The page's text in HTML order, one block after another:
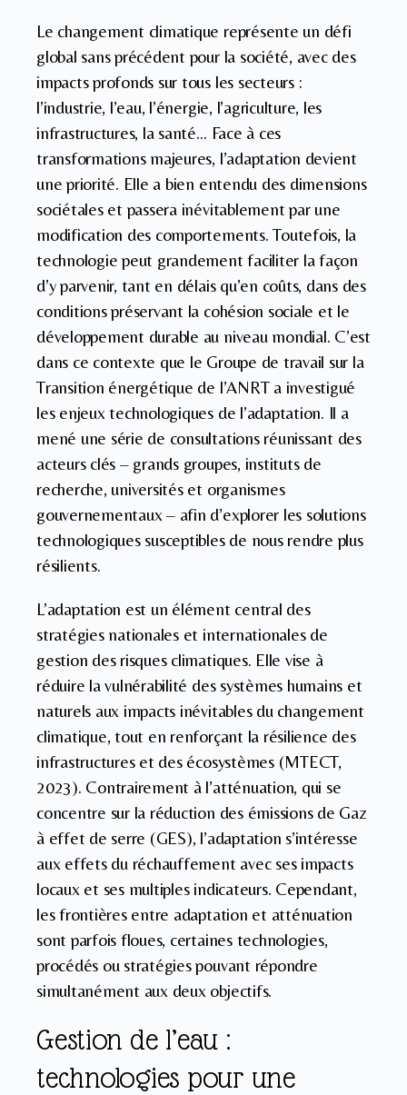
Le changement climatique représente un défi
global sans précédent pour la société, avec des
impacts profonds sur tous les secteurs :
l’industrie, l’eau, l’énergie, l’agriculture, les
infrastructures, la santé… Face à ces
transformations majeures, l’adaptation devient
une priorité. Elle a bien entendu des dimensions
sociétales et passera inévitablement par une
modification des comportements. Toutefois, la
technologie peut grandement faciliter la façon
d’y parvenir, tant en délais qu’en coûts, dans des
conditions préservant la cohésion sociale et le
développement durable au niveau mondial. C’est
dans ce contexte que le Groupe de travail sur la
Transition énergétique de l’ANRT a investigué
les enjeux technologiques de l’adaptation. Il a
mené une série de consultations réunissant des
acteurs clés – grands groupes, instituts de
recherche, universités et organismes
gouvernementaux – afin d’explorer les solutions
technologiques susceptibles de nous rendre plus
résilients.
L’adaptation est un élément central des
stratégies nationales et internationales de
gestion des risques climatiques. Elle vise à
réduire la vulnérabilité des systèmes humains et
naturels aux impacts inévitables du changement
climatique, tout en renforçant la résilience des
infrastructures et des écosystèmes (MTECT,
2023). Contrairement à l’atténuation, qui se
concentre sur la réduction des émissions de Gaz
à effet de serre (GES), l’adaptation s’intéresse
aux effets du réchauffement avec ses impacts
locaux et ses multiples indicateurs. Cependant,
les frontières entre adaptation et atténuation
sont parfois floues, certaines technologies,
procédés ou stratégies pouvant répondre
simultanément aux deux objectifs.
Gestion de l’eau :
technologies pour une